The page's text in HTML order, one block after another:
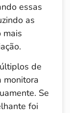
essas
as
mais
de
monitora
Se
foi